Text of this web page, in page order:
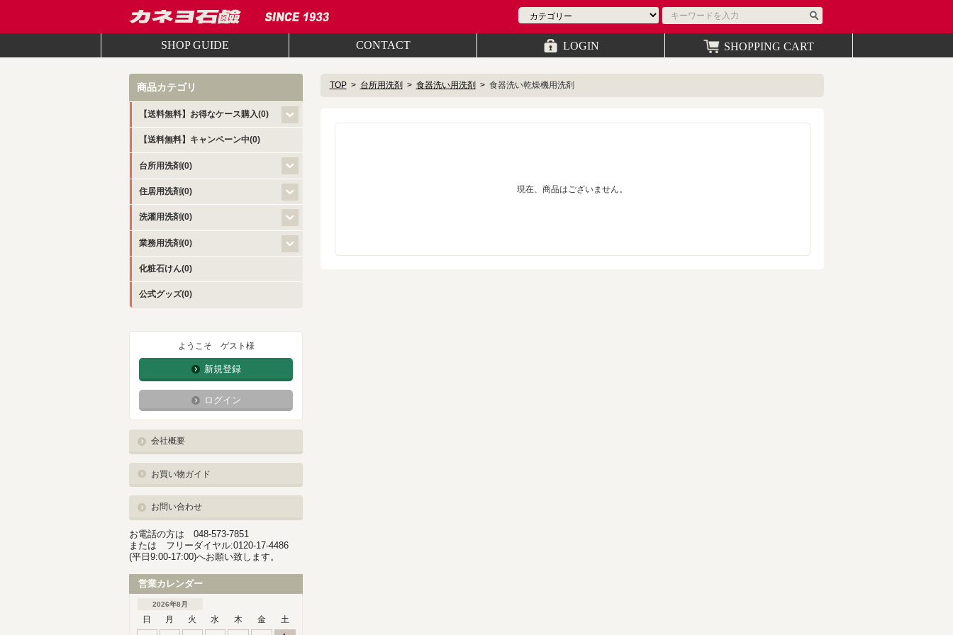
SHOP GUIDE CONTACT LOGIN SHOPPING CART
TOP 台所用洗剤 食器洗い用洗剤 食器洗い乾燥機用洗剤
現在、商品はございません。
商品カテゴリ
【送料無料】お得なケース購入(0)
【送料無料】キャンペーン中(0)
台所用洗剤(0)
住居用洗剤(0)
洗濯用洗剤(0)
業務用洗剤(0)
化粧石けん(0)
公式グッズ(0)
ようこそ ゲスト様
新規登録
ログイン
会社概要
お買い物ガイド
お問い合わせ
お電話の方は 048-573-7851
または フリーダイヤル:0120-17-4486
(平日9:00-17:00)へお願い致します。
営業カレンダー
2026年8月
日 月 火 水 木 金
土